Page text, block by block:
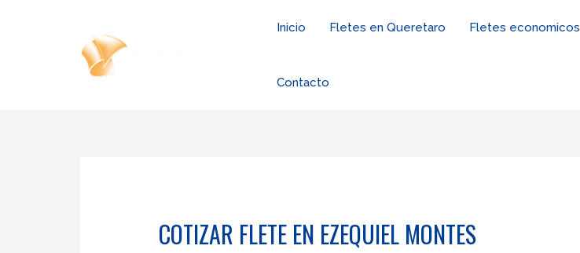
Inicio Fletes en Queretaro Fletes economicos
Contacto
COTIZAR FLETE EN EZEQUIEL MONTES